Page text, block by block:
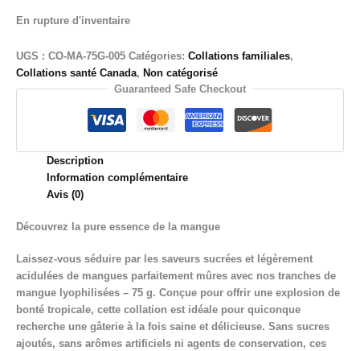
initial
19.99 $.
actuel
14.99 $.
En rupture d'inventaire
UGS : CO-MA-75G-005 Catégories: Collations familiales,
Collations santé Canada, Non catégorisé
Guaranteed Safe Checkout
Description
Information complémentaire
Avis (0)
Découvrez la pure essence de la mangue
Laissez‑vous séduire par les saveurs sucrées et légèrement
acidulées de mangues parfaitement mûres avec nos tranches de
mangue lyophilisées – 75 g. Conçue pour offrir une explosion de
bonté tropicale, cette collation est idéale pour quiconque
recherche une gâterie à la fois saine et délicieuse. Sans sucres
ajoutés, sans arômes artificiels ni agents de conservation, ces